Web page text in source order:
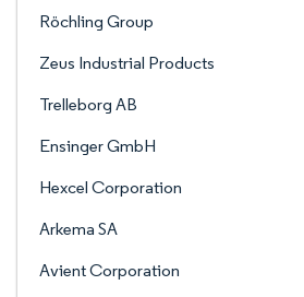
Röchling Group
Zeus Industrial Products
Trelleborg AB
Ensinger GmbH
Hexcel Corporation
Arkema SA
Avient Corporation